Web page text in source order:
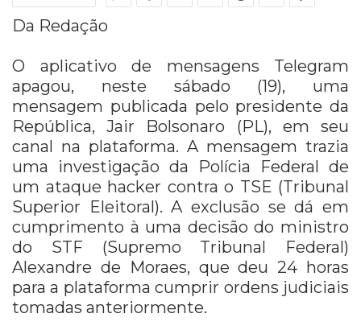
Da Redação
O aplicativo de mensagens Telegram
apagou, neste sábado (19), uma
mensagem publicada pelo presidente da
República, Jair Bolsonaro (PL), em seu
canal na plataforma. A mensagem trazia
uma investigação da Polícia Federal de
um ataque hacker contra o TSE (Tribunal
Superior Eleitoral). A exclusão se dá em
cumprimento à uma decisão do ministro
do STF (Supremo Tribunal Federal)
Alexandre de Moraes, que deu 24 horas
para a plataforma cumprir ordens judiciais
tomadas anteriormente.